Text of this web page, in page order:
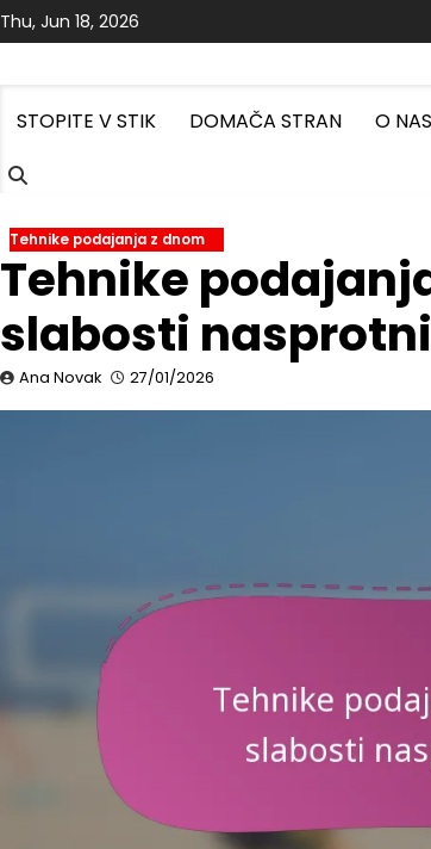
Skip
to
Thu, Jun 18, 2026
STOPITE V STIK DOMAČA STRAN O NAS
Tehnike podajanja z dnom
Tehnike
slabosti
Ana Novak 27/01/2026